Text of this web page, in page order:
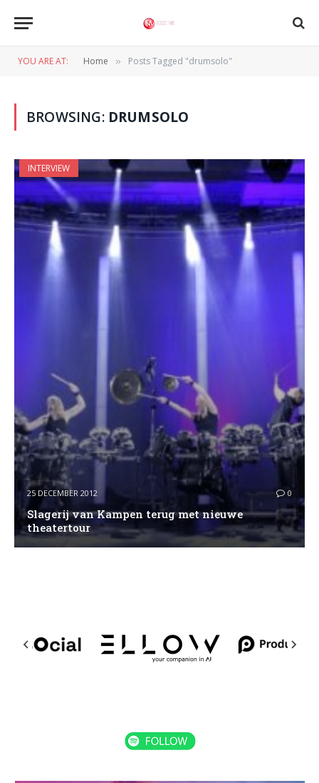
YOU ARE AT: Home » Posts Tagged "drumsolo"
BROWSING: DRUMSOLO
INTERVIEW
25 DECEMBER 2012 0
Slagerij van Kampen terug met nieuwe
theatertour